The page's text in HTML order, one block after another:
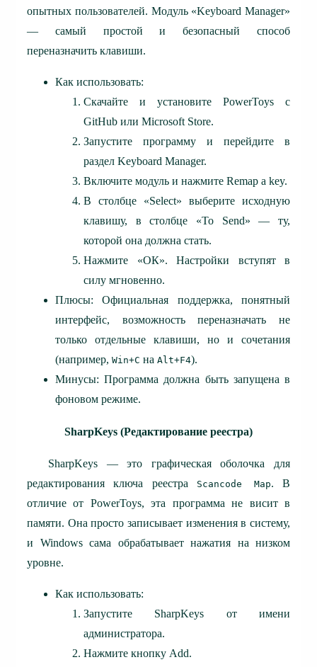
опытных пользователей. Модуль «Keyboard Manager»
— самый простой и безопасный способ
переназначить клавиши.
Как использовать:
Скачайте и установите PowerToys с
GitHub или Microsoft Store.
Запустите программу и перейдите в
раздел Keyboard Manager.
Включите модуль и нажмите Remap a key.
В столбце «Select» выберите исходную
клавишу, в столбце «To Send» — ту,
которой она должна стать.
Нажмите «ОК». Настройки вступят в
силу мгновенно.
Плюсы: Официальная поддержка, понятный
интерфейс, возможность переназначать не
только отдельные клавиши, но и сочетания
(например, Win+C на Alt+F4).
Минусы: Программа должна быть запущена в
фоновом режиме.
SharpKeys (Редактирование реестра)
SharpKeys — это графическая оболочка для
редактирования ключа реестра
Scancode Map. В
отличие от PowerToys, эта программа не висит в
памяти. Она просто записывает изменения в систему,
и Windows сама обрабатывает нажатия на низком
уровне.
Как использовать:
Запустите SharpKeys от имени
администратора.
Нажмите кнопку Add.